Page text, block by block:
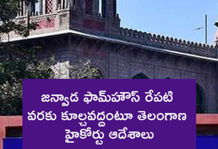
జన్వాడ ఫామ్‌హౌస్ రేపటి
వరకు కూల్చవద్దంటూ తెలంగాణ
హైకోర్టు ఆదేశాలు